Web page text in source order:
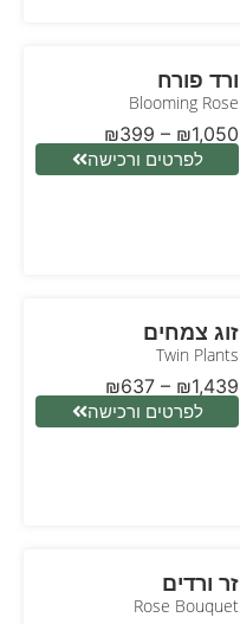
ורד פורח
Blooming Rose
₪399 – ₪1,050
לפרטים ורכישה
זוג צמחים
Twin Plants
₪637 – ₪1,439
לפרטים ורכישה
זר ורדים
Rose Bouquet